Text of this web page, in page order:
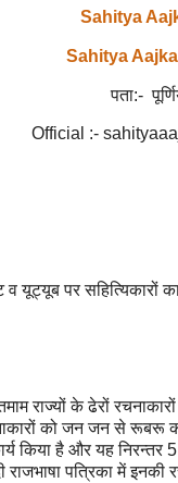
Sahitya
Sahitya
पता:-
Official :-
पर सहित्यिकारों
राज्यों के ढेरों
को जन जन से रूबरू
किया है और यह निरन्तर
राजभाषा पत्रिका में